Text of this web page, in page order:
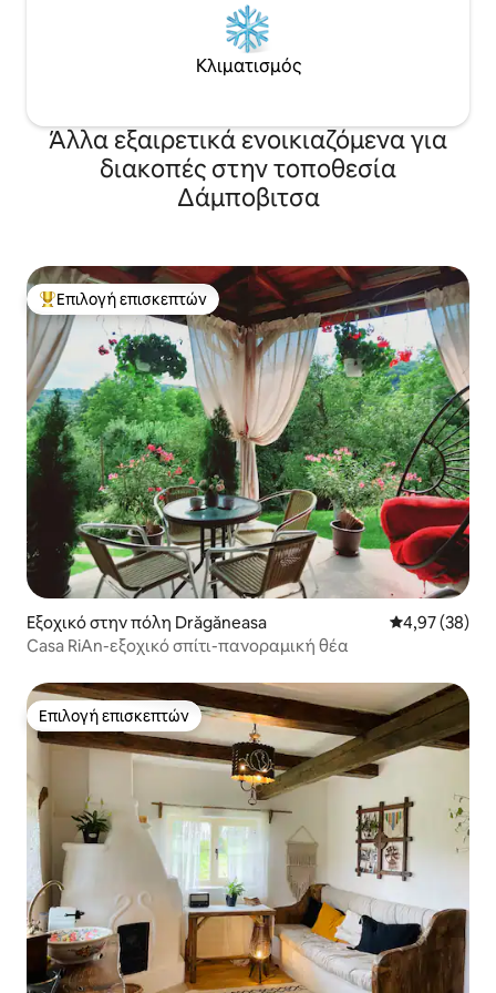
Κλιματισμός
Άλλα εξαιρετικά ενοικιαζόμενα για
διακοπές στην τοποθεσία
Δάμποβιτσα
Κορυφαία επιλογή επισκεπτών
Επιλογή επισκεπτών
Εξοχικό στην πόλη Drăgăneasa Μέση
4,97 (38)
Casa RiAn-εξοχικό σπίτι-πανοραμική θέα
Επιλογή επισκεπτών
Επιλογή επισκεπτών